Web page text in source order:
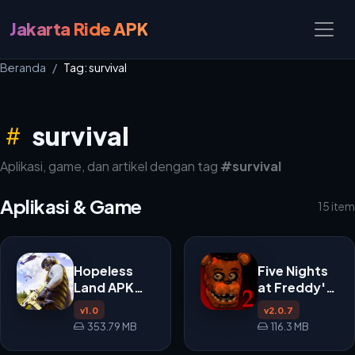
Jakarta Ride APK
Beranda Tag: survival
survival
Aplikasi, game, dan artikel dengan tag #survival
Aplikasi & Game 15 item
Hopeless
Land APK
v1.0
v1.0
353.79 MB
Five Nights
at Freddy's
2 APK
v2.0.7
116.3 MB